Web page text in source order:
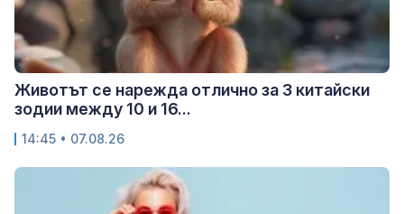
Животът се нарежда отлично за 3 китайски
зодии между 10 и 16...
14:45 • 07.08.26